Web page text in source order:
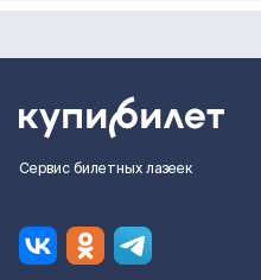
Сервис билетных лазеек